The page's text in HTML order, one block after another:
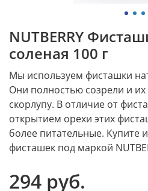
NUTBERRY
соленая 100 г
Мы используем фисташки
Они полностью созрели и
скорлупу. В отличие от
открытием орехи этих
более питательные. Купите
фисташек под маркой
294 руб.